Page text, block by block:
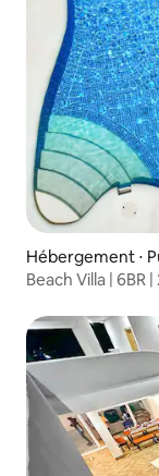
Hébergement ⋅
Beach Villa | 6BR